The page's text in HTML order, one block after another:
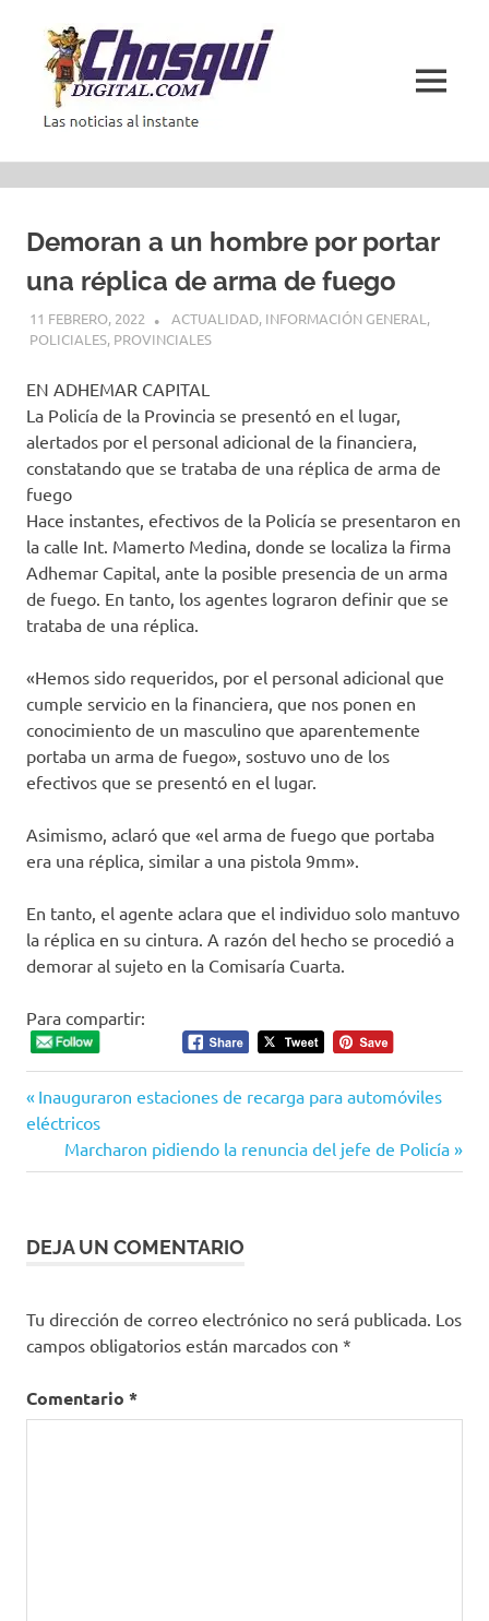
contenido
MENÚ
Demoran a un hombre por portar
una réplica de arma de fuego
11 FEBRERO, 2022 ACTUALIDAD, INFORMACIÓN GENERAL ,
POLICIALES, PROVINCIALES
EN ADHEMAR CAPITAL
La Policía de la Provincia se presentó en el lugar,
alertados por el personal adicional de la financiera,
constatando que se trataba de una réplica de arma de
fuego
Hace instantes, efectivos de la Policía se presentaron en
la calle Int. Mamerto Medina, donde se localiza la firma
Adhemar Capital, ante la posible presencia de un arma
de fuego. En tanto, los agentes lograron definir que se
trataba de una réplica.
«Hemos sido requeridos, por el personal adicional que
cumple servicio en la financiera, que nos ponen en
conocimiento de un masculino que aparentemente
portaba un arma de fuego», sostuvo uno de los
efectivos que se presentó en el lugar.
Asimismo, aclaró que «el arma de fuego que portaba
era una réplica, similar a una pistola 9mm».
En tanto, el agente aclara que el individuo solo mantuvo
la réplica en su cintura. A razón del hecho se procedió a
demorar al sujeto en la Comisaría Cuarta.
Para compartir:
Navegación
Entrada
anterior:
Inauguraron estaciones de recarga para automóviles
eléctricos
Siguiente
entrada:
Marcharon pidiendo la renuncia del jefe de Policía
DEJA UN COMENTARIO
Tu dirección de correo electrónico no será publicada. Los
campos obligatorios están marcados con *
Comentario *